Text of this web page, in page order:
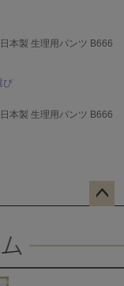
本製 生理用パンツ B666
び
本製 生理用パンツ B666
へ